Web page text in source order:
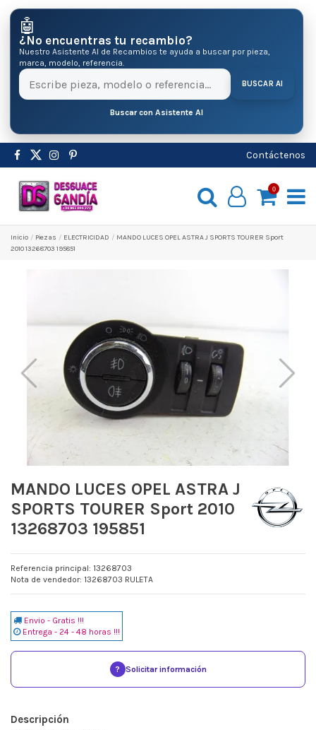
🤖
¿No encuentras tu recambio?
Nuestro Asistente AI de Recambios te ayuda a buscar por pieza,
marca, modelo, referencia.
BUSCAR AI
Buscar con Asistente AI
Contáctenos
0
Inicio Pіezas ELECTRICIDAD
MANDO LUCES OPEL ASTRA J SPORTS TOURER Sport
2010 13268703 195851
MANDO LUCES OPEL ASTRA J
SPORTS TOURER Sport 2010
13268703 195851
Referencia principal: 13268703
Nota de vendedor: 13268703 RULETA
Envio - Gratis !!!
Entrega - 24 - 48 horas !!!
? Solicitar información
Descripción